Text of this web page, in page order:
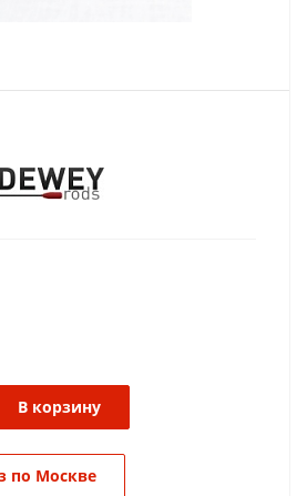
В корзину
по Москве